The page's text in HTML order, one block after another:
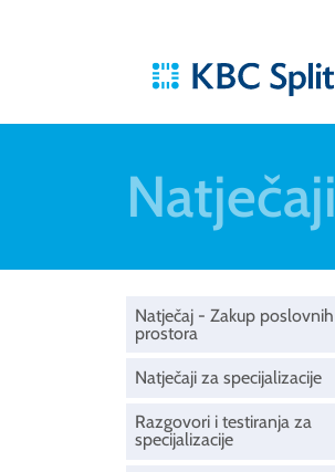
Natječaji
Natječaj - Zakup poslovnih
prostora
Natječaji za specijalizacije
Razgovori i testiranja za
specijalizacije